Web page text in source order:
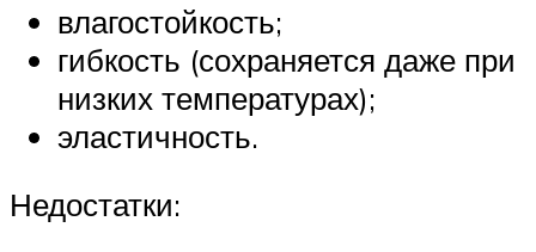
влагостойкость;
гибкость (сохраняется даже при
низких температурах);
эластичность.
Недостатки: